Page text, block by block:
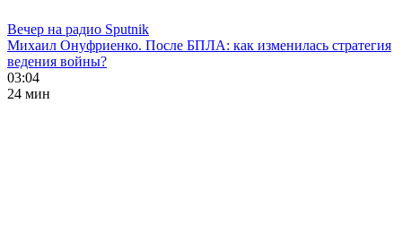
Вечер на радио Sputnik
Михаил Онуфриенко. После БПЛА: как изменилась стратегия
ведения войны?
03:04
24 мин